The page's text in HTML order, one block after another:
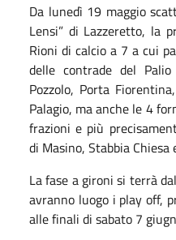
Da lunedì 19 maggio
Lensi” di Lazzeretto, la
Rioni di calcio a 7 a cui
delle contrade del
Pozzolo, Porta
Palagio, ma anche le 4
frazioni e più
di Masino, Stabbia Chiesa
La fase a gironi si terrà
avranno luogo i play off,
alle finali di sabato 7